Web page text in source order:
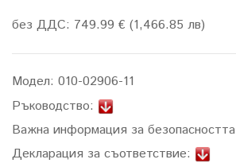
без ДДС: 749.99 € (1,466.85 лв)
Модел: 010-02906-11
Ръководство:
Важна информация за
Декларация за съответствие: